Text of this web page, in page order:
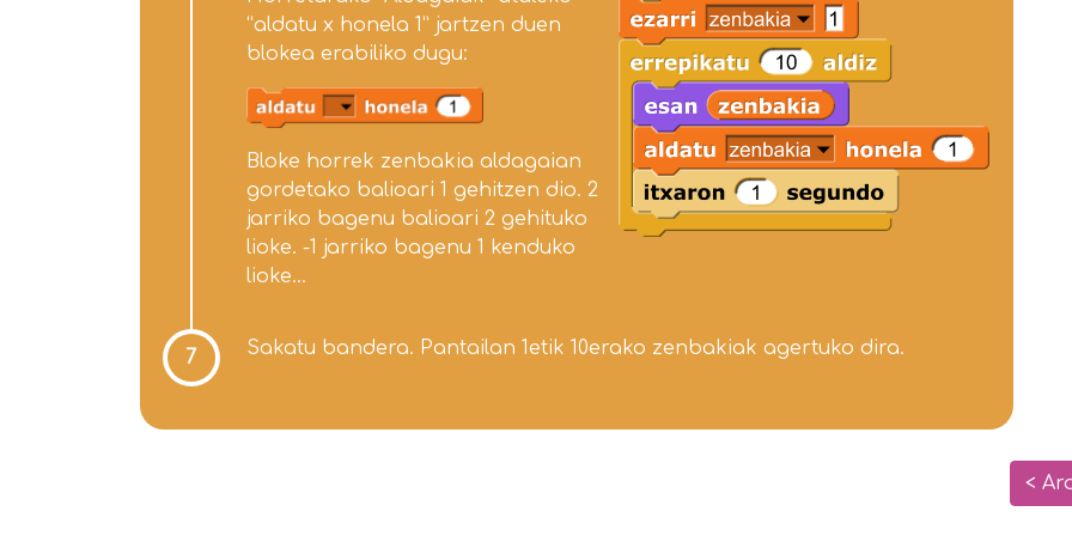
“aldatu x honela 1” jartzen duen
blokea erabiliko dugu:
Bloke horrek zenbakia aldagaian
gordetako balioari 1 gehitzen dio. 2
jarriko bagenu balioari 2 gehituko
lioke. -1 jarriko bagenu 1 kenduko
lioke...
7 Sakatu bandera. Pantailan 1etik 10erako zenbakiak agertuko dira.
<